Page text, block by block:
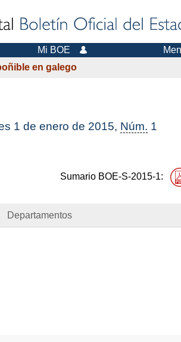
Mi BOE
en galego
1 de enero de 2015, Núm. 1
Sumario BOE-S-2015-1:
Departamentos